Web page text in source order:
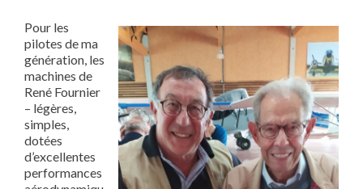
Pour les
pilotes de ma
génération, les
machines de
René Fournier
– légères,
simples,
dotées
d’excellentes
performances